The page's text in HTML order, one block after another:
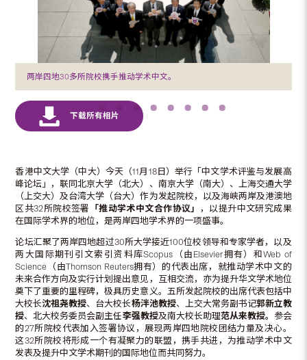
两岸四地30多所院校携手推动学术中文。
香港中文大学（中大）今天（11月18日）举行「中文学术评鉴与发展高
峰论坛」，联同北京大学（北大）、南京大学（南大）、上海交通大学
（上交大）及台湾大学（台大）作为发起院校，以及海峡两岸及港澳地
区共32所院校签署
「推动学术中文合作协议」
，以提升中文研究成果
在国际学术界的地位，是两岸四地学术界的一项盛事。
论坛汇聚了两岸四地超过30所大学接近100位校领导和专家学者，以及
两大国际期刊引文索引资料库Scopus（由Elsevier拥有）和Web of
Science（由Thomson Reuters拥有）的代表出席，就推动学术中文的
未来合作方向及实行计划提出意见，互相交流，亦为提升华文学术地位
奠下了重要的里程碑，极具历史意义。五所发起院校的出席代表包括中
大校长沈祖尧教授、台大校长杨泮池教授、上交大常务副书记郭新立教
授、北大校务委员会副主任李强教授及南大校长助理范从来教授。 参会
的27所院校代表加入签署协议，展现两岸四地院校团结力量及决心。
这32所院校将形成一个有凝聚力的联盟，携手共进，为推动学术中文
发表及提升中文学术期刊的国际地位而共同努力。